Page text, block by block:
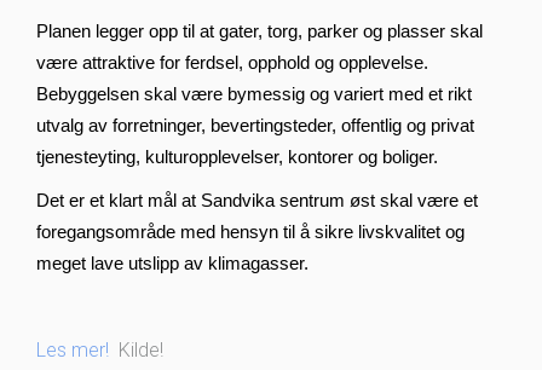
Planen legger opp til at gater, torg, parker og plasser skal
være attraktive for ferdsel, opphold og opplevelse.
Bebyggelsen skal være bymessig og variert med et rikt
utvalg av forretninger, bevertingsteder, offentlig og privat
tjenesteyting, kulturopplevelser, kontorer og boliger.
Det er et klart mål at Sandvika sentrum øst skal være et
foregangsområde med hensyn til å sikre livskvalitet og
meget lave utslipp av klimagasser.
Les mer! Kilde!